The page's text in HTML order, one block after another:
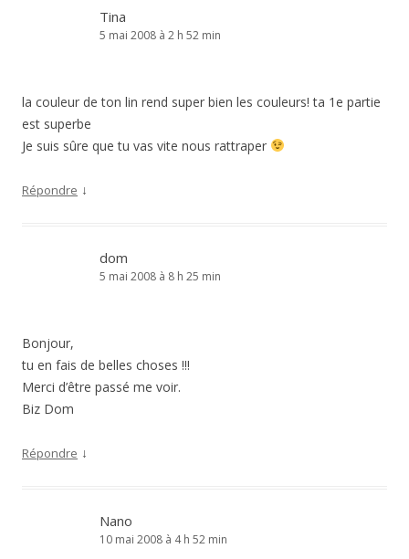
Tina
5 mai 2008 à 2 h 52 min
la couleur de ton lin rend super bien les couleurs! ta 1e partie
est superbe
Je suis sûre que tu vas vite nous rattraper
Répondre ↓
dom
5 mai 2008 à 8 h 25 min
Bonjour,
tu en fais de belles choses !!!
Merci d’être passé me voir.
Biz Dom
Répondre ↓
Nano
10 mai 2008 à 4 h 52 min